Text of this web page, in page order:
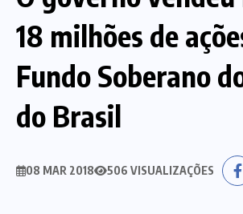
Nossa História
Agenda das atividades sindicais
Estatuto
Diretoria
Notícias
Bancos
CEF
Comunicação
18 milhões de
Fundo Soberano
do Brasil
08 MAR 2018 506 VISUALIZAÇÕES